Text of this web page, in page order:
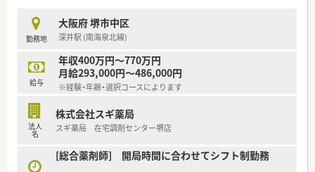
■充実した研修制度、人事制度、評価制度、キャリア支援制度等
があるのも特徴です
勤務地
大阪府 堺市中区
深井駅 (南海泉北線)
給与
年収400万円～770万円
月給293,000円～486,000円
※経験・年齢・選択コースによります
法人
名
株式会社スギ薬局
スギ薬局 在宅調剤センター堺店
[総合薬剤師] 開局時間に合わせてシフト制勤務